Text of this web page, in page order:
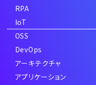
RPA
IoT
OSS
DevOps
アーキテクチャ
アプリケーション